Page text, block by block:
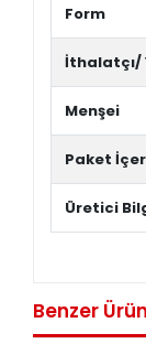
Form
İthalatçı/
Menşei
Paket
Üretici
Benzer